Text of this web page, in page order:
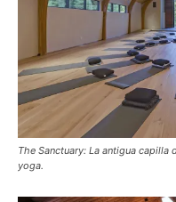
The Sanctuary: La antigua capilla
yoga.